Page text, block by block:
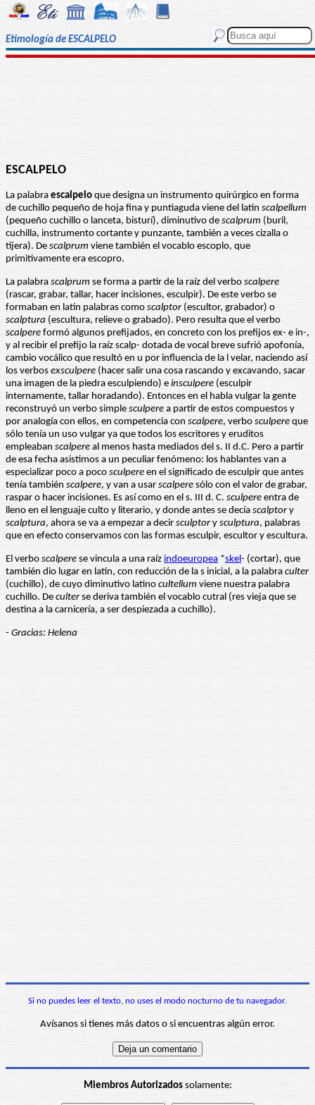
Etimología de ESCALPELO
ESCALPELO
La palabra escalpelo que designa un instrumento quirúrgico en forma
de cuchillo pequeño de hoja fina y puntiaguda viene del latín scalpellum
(pequeño cuchillo o lanceta, bisturí), diminutivo de scalprum (buril,
cuchilla, instrumento cortante y punzante, también a veces cizalla o
tijera). De scalprum viene también el vocablo escoplo, que
primitivamente era escopro.
La palabra scalprum se forma a partir de la raíz del verbo scalpere
(rascar, grabar, tallar, hacer incisiones, esculpir). De este verbo se
formaban en latín palabras como scalptor(escultor, grabador) o
scalptura (escultura, relieve o grabado). Pero resulta que el verbo
scalpere formó algunos prefijados, en concreto con los prefijos ex- e in-,
y al recibir el prefijo la raíz scalp- dotada de vocal breve sufrió apofonía,
cambio vocálico que resultó en u por influencia de la l velar, naciendo así
los verbos exsculpere (hacer salir una cosa rascando y excavando, sacar
una imagen de la piedra esculpiendo) e insculpere (esculpir
internamente, tallar horadando). Entonces en el habla vulgar la gente
reconstruyó un verbo simple sculpere a partir de estos compuestos y
por analogía con ellos, en competencia con scalpere, verbo sculpere que
sólo tenía un uso vulgar ya que todos los escritores y eruditos
empleaban scalpere al menos hasta mediados del s. II d.C. Pero a partir
de esa fecha asistimos a un peculiar fenómeno: los hablantes van a
especializar poco a poco sculpere en el significado de esculpir que antes
tenía también scalpere, y van a usar scalpere sólo con el valor de grabar,
raspar o hacer incisiones. Es así como en el s. III d. C. sculpere entra de
lleno en el lenguaje culto y literario, y donde antes se decía scalptory
scalptura, ahora se va a empezar a decir sculptory sculptura, palabras
que en efecto conservamos con las formas esculpir, escultor y escultura.
El verbo scalpere se vincula a una raíz indoeuropea *skel- (cortar), que
también dio lugar en latín, con reducción de la s inicial, a la palabra culter
(cuchillo), de cuyo diminutivo latino cultellum viene nuestra palabra
cuchillo. De culterse deriva también el vocablo cutral (res vieja que se
destina a la carnicería, a ser despiezada a cuchillo).
- Gracias: Helena
Si no puedes leer el texto, no uses el modo nocturno de tu navegador.
Avísanos si tienes más datos o si encuentras algún error.
Miembros Autorizadossolamente: